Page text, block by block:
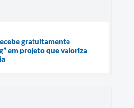
gratuitamente
em projeto que valoriza